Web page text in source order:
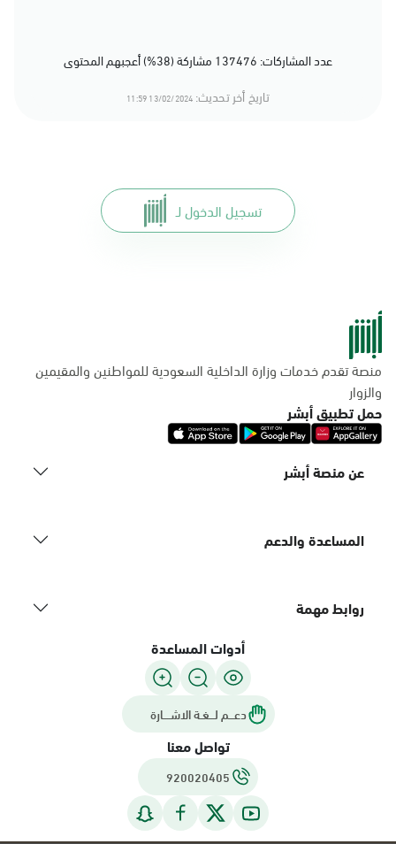
عدد المشاركات: 137476 مشاركة (38%) أعجبهم المحتوى
تاريخ أخر تحديث: 13/02/2024 11:59
تسجيل الدخول لـ
منصة تقدم خدمات وزارة الداخلية السعودية للمواطنين والمقيمين
والزوار
حمل تطبيق أبشر
عن منصة أبشر
المساعدة والدعم
روابط مهمة
أدوات المساعدة
دعـــم لـــغـة الاشــــارة
تواصل معنا
920020405